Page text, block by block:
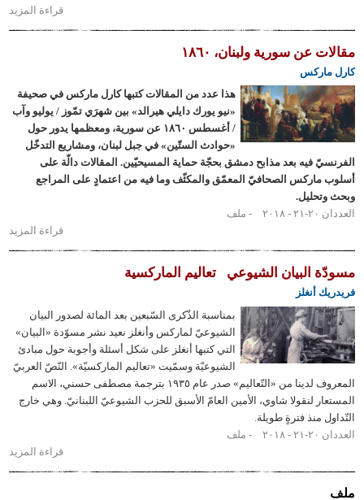
قراءة المزيدحول
ماركس
عن سورية ولبنان، ١٨٦٠
هذا عدد من المقالات كتبها كارل ماركس في صحيفة
«نيو يورك دايلي هيرالد» بين شهرَي تمّوز / يوليو وآب
/ أغسطس ١٨٦٠ عن سورية، ومعظمها يدور حول
«حوادث الستّين» في جبل لبنان، ومشاريع التدخّل
فيه بعد مذابح دمشق بحجّة حماية المسيحيّين. المقالات دالّة على
الصحافيّ المعمّق والمكثّف وما فيه من اعتمادٍ على المراجع
ملف
قراءة المزيدحول
مقالات
١٨٦٠
البيان الشيوعي تعاليم الماركسية
أنغلز
بمناسبة الذّكرى السّبعين بعد المائة لصدور البيان
الشيوعيّ لماركس وأنغلز نعيد نشر مسوّدة «البيان»
التي كتبها أنغلز على شكل أسئلة وأجوبة حول مبادئ
الشيوعيّة وسمّيت «تعاليم الماركسيّة». النّصّ العربيّ
المعروف لدينا من «التّعاليم» صدر عام ١٩٣٥ بترجمة مصطفى حسني، الاسم
لنقولا شاوي، الأمين العامّ الأسبق للحزب الشيوعيّ اللبنانيّ. وهي خارج
منذ فترةٍ طويلة.
ملف
قراءة المزيدحول
مسودّة